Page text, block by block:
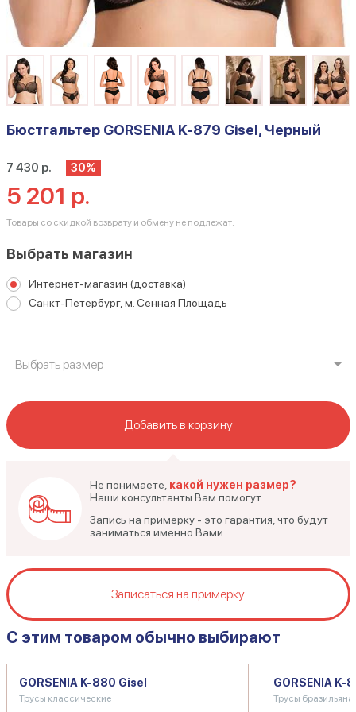
Бюстгальтер GORSENIA K-879 Gisel, Черный
7 430 р. 30%
5 201 р.
Товары со скидкой возврату и обмену не подлежат.
Выбрать магазин
Интернет-магазин (доставка)
Санкт-Петербург, м. Сенная Площадь
Выбрать размер
Добавить в корзину
Не понимаете, какой нужен размер?
Наши консультанты Вам помогут.
Запись на примерку - это гарантия, что будут
заниматься именно Вами.
Записаться на примерку
C этим товаром обычно выбирают
GORSENIA K-880 Gisel
Трусы классические
GORSENIA K-
Трусы бразильяна